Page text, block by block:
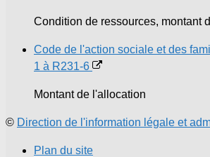
Condition de ressources, montant
Code de l'action sociale et des
1 à R231-6
Montant de l'allocation
© Direction de l'information légale et
Plan du site